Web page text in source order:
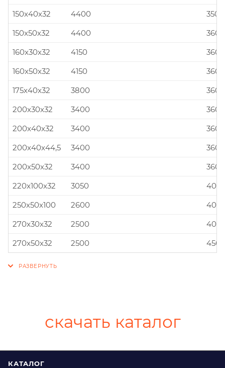
150x40x32
4400
150x50x32
4400
160x30x32
4150
160x50x32
4150
175x40x32
3800
200x30x32
3400
200x40x32
3400
200x40x44,5
3400
200x50x32
3400
220x100x32
3050
250x50x100
2600
270x30x32
2500
270x50x32
2500
скачать каталог
КАТАЛОГ